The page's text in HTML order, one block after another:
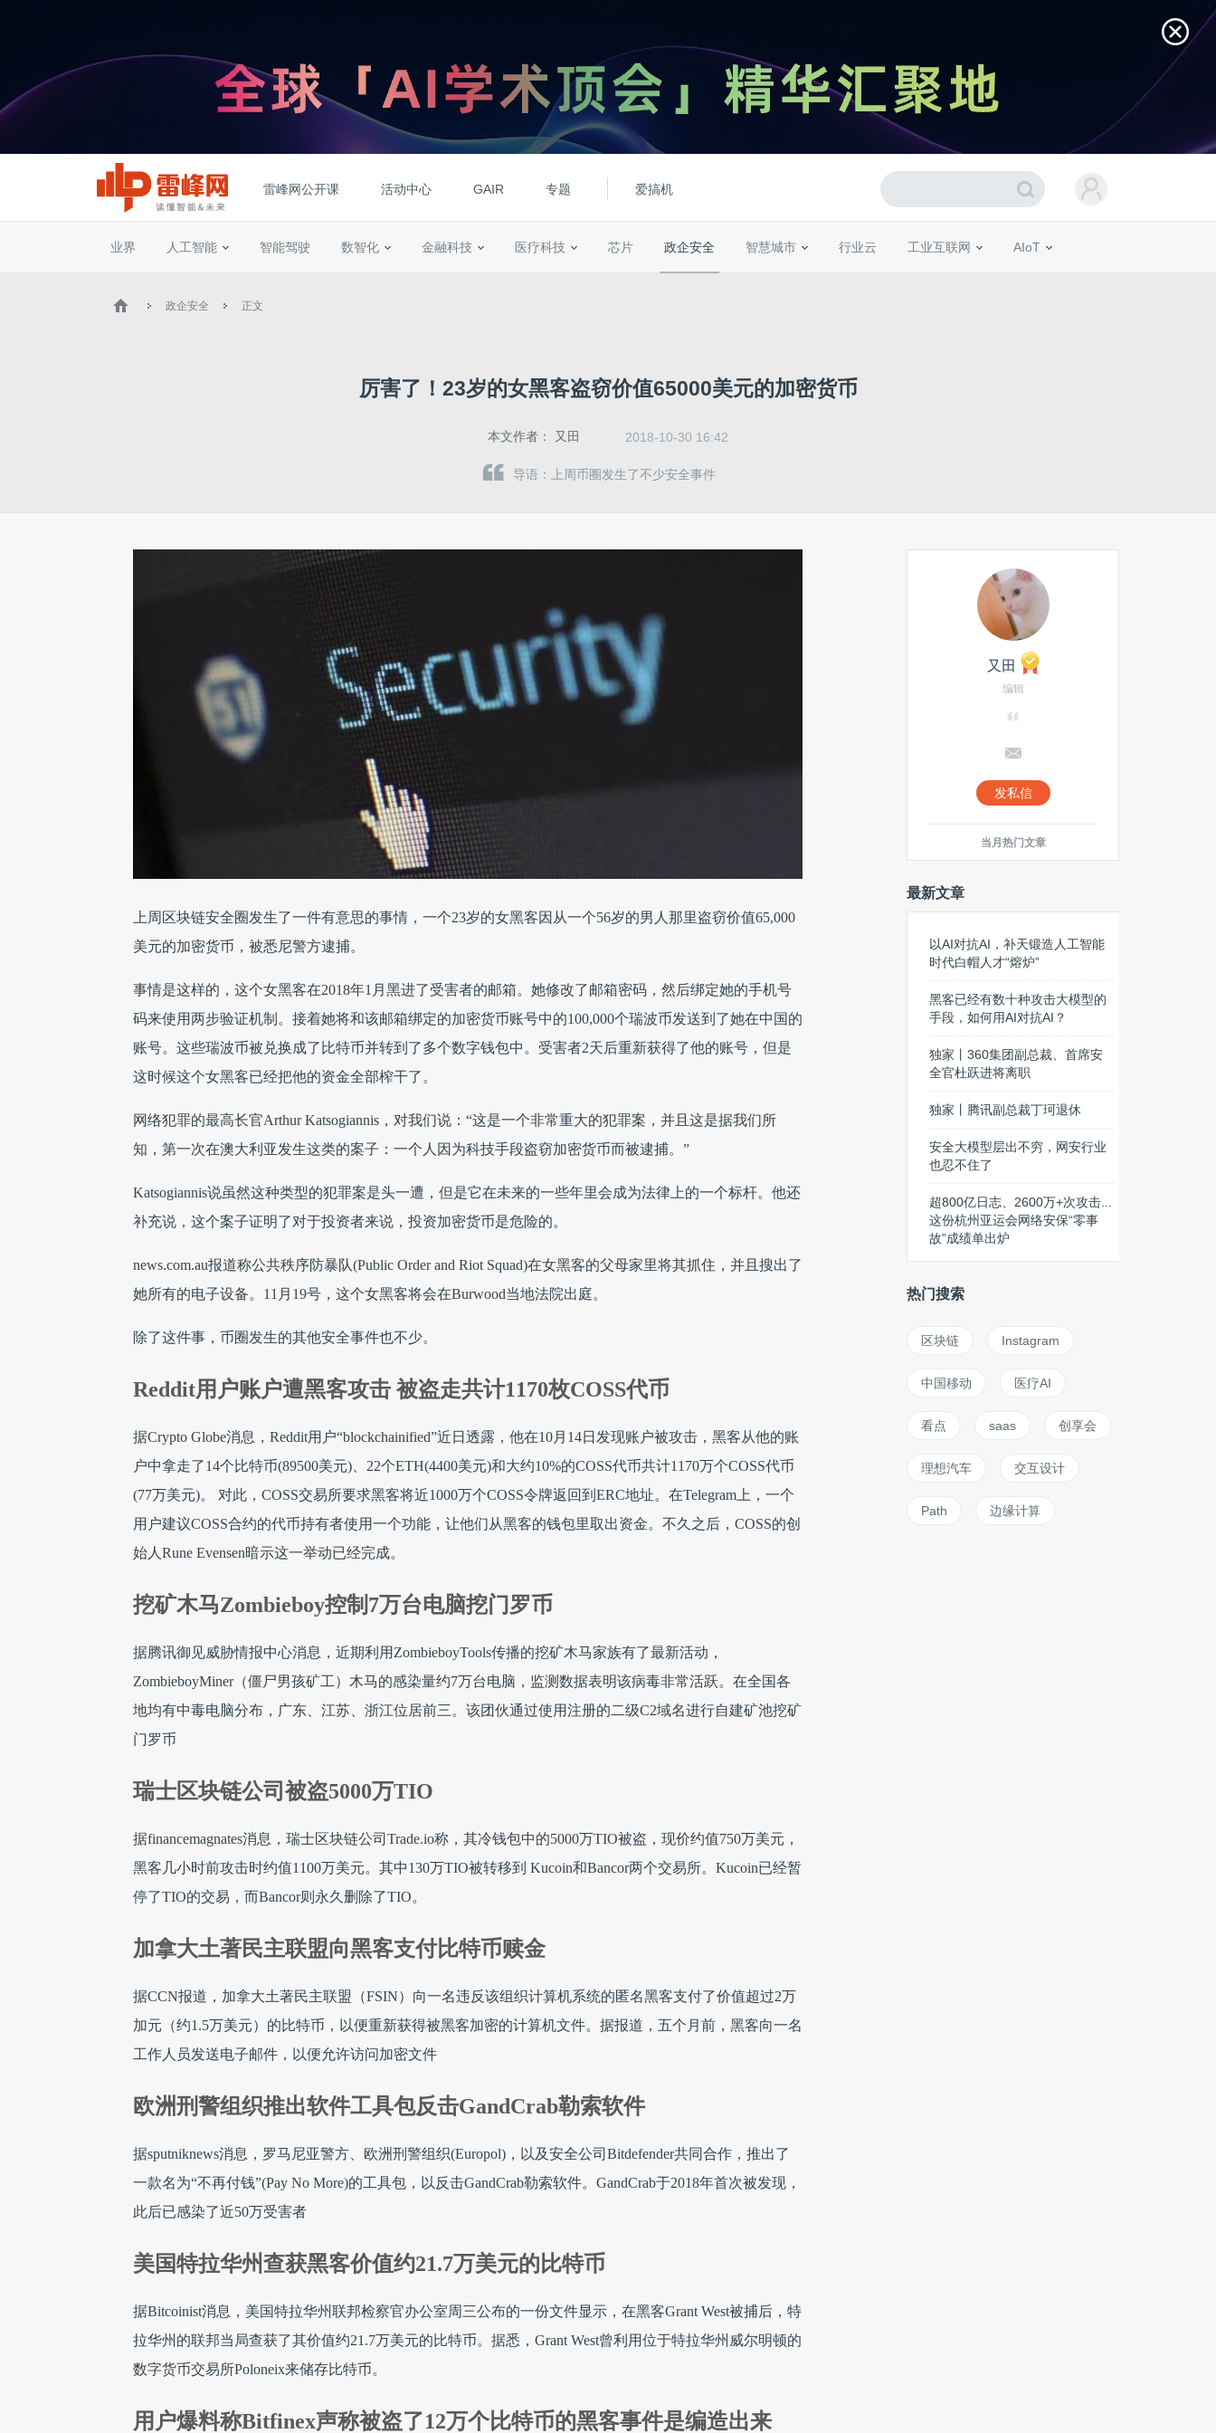
雷峰网公开课 活动中心 GAIR 专题 爱搞机
业界 人工智能 智能驾驶 数智化 金融科技 医疗科技 芯片 政企安全 智慧城市 行业云 工业互联网 AIoT
政企安全 正文
厉害了！23岁的女黑客盗窃价值65000美元的加密货币
本文作者： 又田 2018-10-30 16:42
导语：上周币圈发生了不少安全事件
上周区块链安全圈发生了一件有意思的事情，一个23岁的女黑客因从一个56岁的男人那里盗窃价值65,000
美元的加密货币，被悉尼警方逮捕。
事情是这样的，这个女黑客在2018年1月黑进了受害者的邮箱。她修改了邮箱密码，然后绑定她的手机号
码来使用两步验证机制。接着她将和该邮箱绑定的加密货币账号中的100,000个瑞波币发送到了她在中国的
账号。这些瑞波币被兑换成了比特币并转到了多个数字钱包中。受害者2天后重新获得了他的账号，但是
这时候这个女黑客已经把他的资金全部榨干了。
网络犯罪的最高长官Arthur Katsogiannis，对我们说：“这是一个非常重大的犯罪案，并且这是据我们所
知，第一次在澳大利亚发生这类的案子：一个人因为科技手段盗窃加密货币而被逮捕。”
Katsogiannis说虽然这种类型的犯罪案是头一遭，但是它在未来的一些年里会成为法律上的一个标杆。他还
补充说，这个案子证明了对于投资者来说，投资加密货币是危险的。
news.com.au报道称公共秩序防暴队(Public Order and Riot Squad)在女黑客的父母家里将其抓住，并且搜出了
她所有的电子设备。11月19号，这个女黑客将会在Burwood当地法院出庭。
除了这件事，币圈发生的其他安全事件也不少。
Reddit用户账户遭黑客攻击 被盗走共计1170枚COSS代币
据Crypto Globe消息，Reddit用户“blockchainified”近日透露，他在10月14日发现账户被攻击，黑客从他的账
户中拿走了14个比特币(89500美元)、22个ETH(4400美元)和大约10%的COSS代币共计1170万个COSS代币
(77万美元)。 对此，COSS交易所要求黑客将近1000万个COSS令牌返回到ERC地址。在Telegram上，一个
用户建议COSS合约的代币持有者使用一个功能，让他们从黑客的钱包里取出资金。不久之后，COSS的创
始人Rune Evensen暗示这一举动已经完成。
挖矿木马Zombieboy控制7万台电脑挖门罗币
据腾讯御见威胁情报中心消息，近期利用ZombieboyTools传播的挖矿木马家族有了最新活动，
ZombieboyMiner（僵尸男孩矿工）木马的感染量约7万台电脑，监测数据表明该病毒非常活跃。在全国各
地均有中毒电脑分布，广东、江苏、浙江位居前三。该团伙通过使用注册的二级C2域名进行自建矿池挖矿
门罗币
瑞士区块链公司被盗5000万TIO
据financemagnates消息，瑞士区块链公司Trade.io称，其冷钱包中的5000万TIO被盗，现价约值750万美元，
黑客几小时前攻击时约值1100万美元。其中130万TIO被转移到 Kucoin和Bancor两个交易所。Kucoin已经暂
停了TIO的交易，而Bancor则永久删除了TIO。
加拿大土著民主联盟向黑客支付比特币赎金
据CCN报道，加拿大土著民主联盟（FSIN）向一名违反该组织计算机系统的匿名黑客支付了价值超过2万
加元（约1.5万美元）的比特币，以便重新获得被黑客加密的计算机文件。据报道，五个月前，黑客向一名
工作人员发送电子邮件，以便允许访问加密文件
欧洲刑警组织推出软件工具包反击GandCrab勒索软件
据sputniknews消息，罗马尼亚警方、欧洲刑警组织(Europol)，以及安全公司Bitdefender共同合作，推出了
一款名为“不再付钱”(Pay No More)的工具包，以反击GandCrab勒索软件。GandCrab于2018年首次被发现，
此后已感染了近50万受害者
美国特拉华州查获黑客价值约21.7万美元的比特币
据Bitcoinist消息，美国特拉华州联邦检察官办公室周三公布的一份文件显示，在黑客Grant West被捕后，特
拉华州的联邦当局查获了其价值约21.7万美元的比特币。据悉，Grant West曾利用位于特拉华州威尔明顿的
数字货币交易所Poloneix来储存比特币。
用户爆料称Bitfinex声称被盗了12万个比特币的黑客事件是编造出来
又田
编辑
发私信
当月热门文章
最新文章
以AI对抗AI，补天锻造人工智能
时代白帽人才“熔炉”
黑客已经有数十种攻击大模型的
手段，如何用AI对抗AI？
独家丨360集团副总裁、首席安
全官杜跃进将离职
独家丨腾讯副总裁丁珂退休
安全大模型层出不穷，网安行业
也忍不住了
超800亿日志、2600万+次攻击...
这份杭州亚运会网络安保“零事
故”成绩单出炉
热门搜索
区块链 Instagram
中国移动 医疗AI
看点 saas 创享会
理想汽车 交互设计
Path 边缘计算